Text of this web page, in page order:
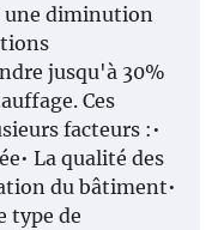
diminution
jusqu'à 30%
Ces
facteurs :•
La qualité des
du bâtiment•
type de